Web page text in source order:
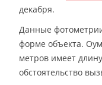
декабря.
Данные
форме объекта.
метров имеет
обстоятельство